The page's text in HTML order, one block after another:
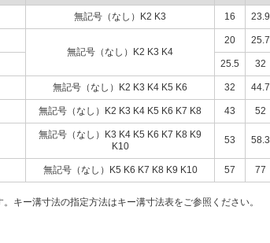
無記号（なし）K2 K3 16 23.9
無記号（なし）K2 K3 K4
20 25.7
25.5 32
無記号（なし）K2 K3 K4 K5 K6 32 44.7
無記号（なし）K2 K3 K4 K5 K6 K7 K8 43 52
無記号（なし）K3 K4 K5 K6 K7 K8 K9
K10
53 58.3
無記号（なし）K5 K6 K7 K8 K9 K10 57 77
キー溝寸法の指定方法はキー溝寸法表をご参照ください。